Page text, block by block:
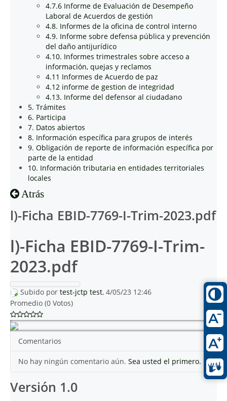
4.7.6 Informe de Evaluación de Desempeño
Laboral de Acuerdos de gestión
4.8. Informes de la oficina de control interno
4.9. Informe sobre defensa pública y prevención
del daño antijurídico
4.10. Informes trimestrales sobre acceso a
información, quejas y reclamos
4.11 Informes de Acuerdo de paz
4.12 informe de gestion de integridad
4.13. Informe del defensor al ciudadano
5. Trámites
6. Participa
7. Datos abiertos
8. Información específica para grupos de interés
9. Obligación de reporte de información específica por
parte de la entidad
10. Información tributaria en entidades territoriales
locales
Atrás
l)-Ficha EBID-7769-I-Trim-2023.pdf
l)-Ficha EBID-7769-I-Trim-
2023.pdf
Subido por test-jctp test, 4/05/23 12:46
Promedio (0 Votos)
Comentarios
No hay ningún comentario aún. Sea usted el primero.
Versión 1.0